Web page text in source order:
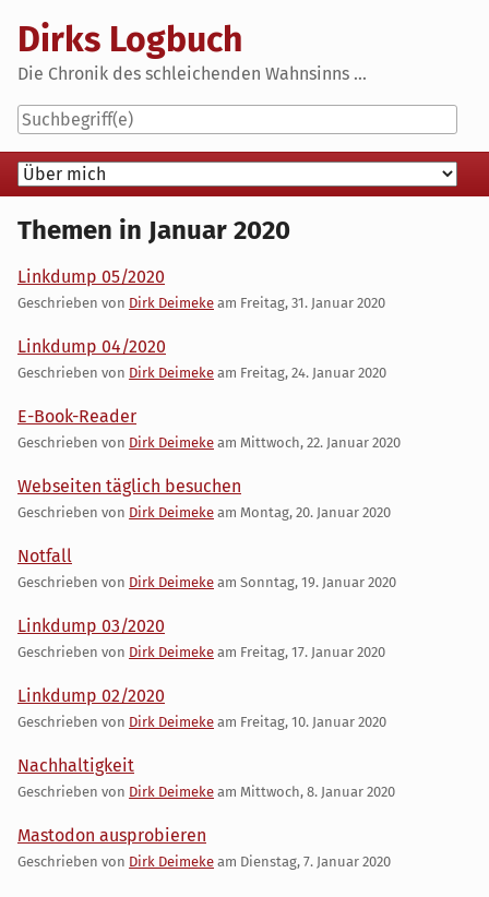
content
Dirks Logbuch
Die Chronik des schleichenden Wahnsinns ...
Navigation
Themen in Januar 2020
Linkdump 05/2020
Geschrieben von Dirk Deimeke am Freitag, 31. Januar 2020
Linkdump 04/2020
Geschrieben von Dirk Deimeke am Freitag, 24. Januar 2020
E-Book-Reader
Geschrieben von Dirk Deimeke am Mittwoch, 22. Januar 2020
Webseiten täglich besuchen
Geschrieben von Dirk Deimeke am Montag, 20. Januar 2020
Notfall
Geschrieben von Dirk Deimeke am Sonntag, 19. Januar 2020
Linkdump 03/2020
Geschrieben von Dirk Deimeke am Freitag, 17. Januar 2020
Linkdump 02/2020
Geschrieben von Dirk Deimeke am Freitag, 10. Januar 2020
Nachhaltigkeit
Geschrieben von Dirk Deimeke am Mittwoch, 8. Januar 2020
Mastodon ausprobieren
Geschrieben von Dirk Deimeke am Dienstag, 7. Januar 2020